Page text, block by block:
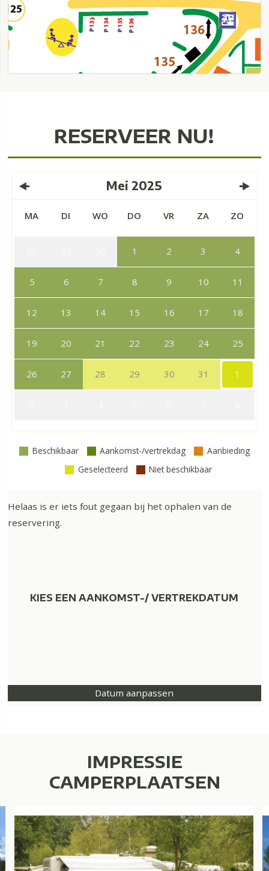
RESERVEER NU!
Mei 2025
MA DI WO DO VR ZA ZO
1 2 3 4
5 6 7 8 9 10 11
12 13 14 15 16 17 18
19 20 21 22 23 24 25
26 27 28 29 30 31 1
Beschikbaar Aankomst-/vertrekdag
Aanbieding
Geselecteerd
Niet beschikbaar
KIES EEN AANKOMST-/ VERTREKDATUM
Helaas is er iets fout gegaan bij het ophalen van de
reservering.
Datum aanpassen
IMPRESSIE
CAMPERPLAATSEN